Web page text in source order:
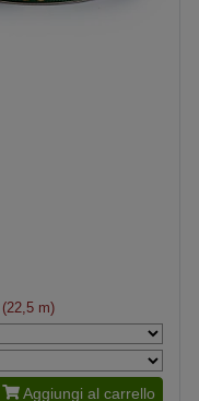
m)
Aggiungi al carrello